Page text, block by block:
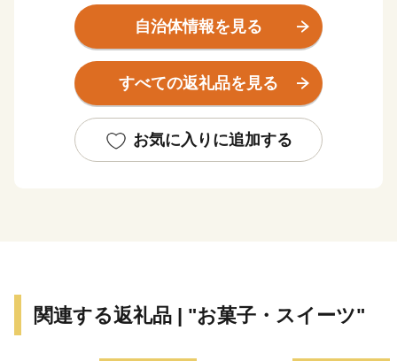
日本有数の観光地や撮影スポットが点在しています。
海の幸が美味しいことはもちろん、新鮮な農産物、和
牛、ご当地スイーツまで！
海と山が共存する自然豊かな男鹿市へ、ぜひ一度お越し
にあふれています。
自治体情報を見る
すべての返礼品を見る
お気に入りに追加する
関連する返礼品 | "お菓子・スイーツ"